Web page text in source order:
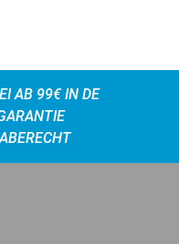
AB 99€ IN DE